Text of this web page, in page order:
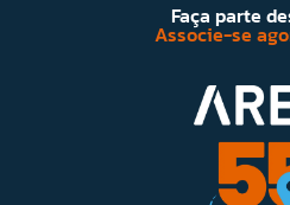
Faça parte
Associe-se